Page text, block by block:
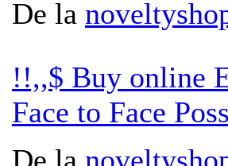
De la
!!,,$ Buy online
Face to Face